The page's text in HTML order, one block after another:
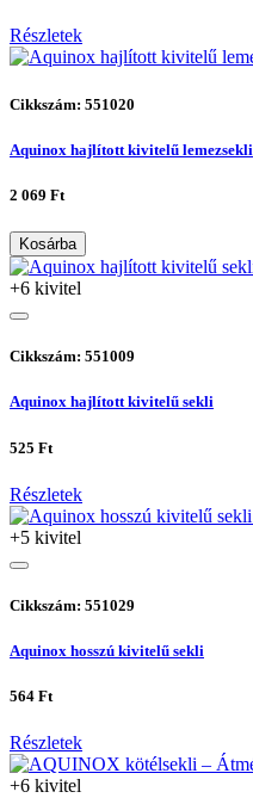
Részletek
Cikkszám: 551020
Aquinox hajlított kivitelű lemezsekli
2 069 Ft
Kosárba
+6 kivitel
Cikkszám: 551009
Aquinox hajlított kivitelű sekli
525 Ft
Részletek
+5 kivitel
Cikkszám: 551029
Aquinox hosszú kivitelű sekli
564 Ft
Részletek
+6 kivitel